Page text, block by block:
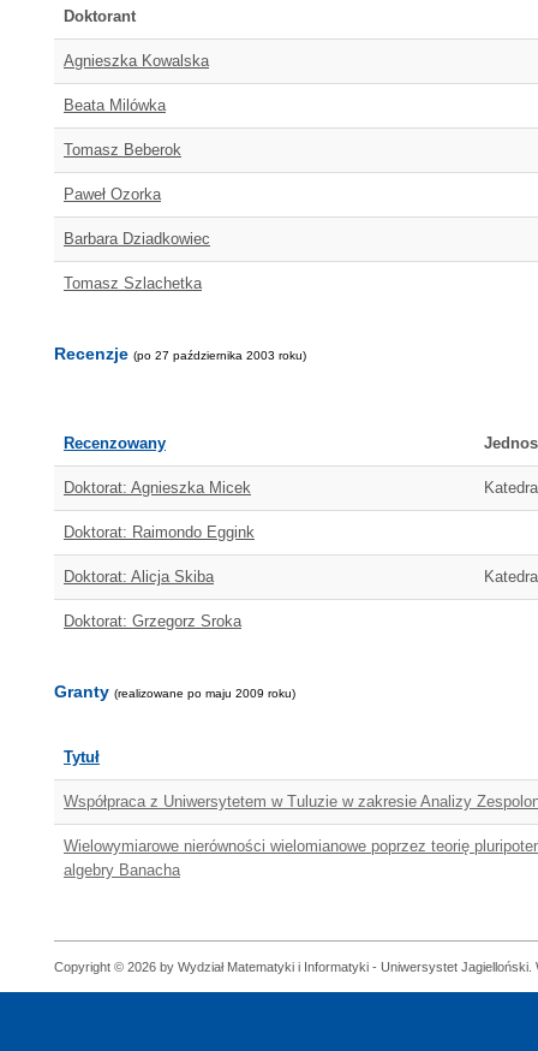
Doktorant
Agnieszka Kowalska
Beata Milówka
Tomasz Beberok
Paweł Ozorka
Barbara Dziadkowiec
Tomasz Szlachetka
Recenzje (po 27 października 2003 roku)
Recenzowany
Doktorat: Agnieszka Micek
Doktorat: Raimondo Eggink
Doktorat: Alicja Skiba
Doktorat: Grzegorz Sroka
Granty (realizowane po maju 2009 roku)
Tytuł
Współpraca z Uniwersytetem w Tuluzie w zakresie Analizy
Wielowymiarowe nierówności wielomianowe poprzez teorię
algebry Banacha
Copyright © 2026 by Wydział Matematyki i Informatyki - Uniwersystet